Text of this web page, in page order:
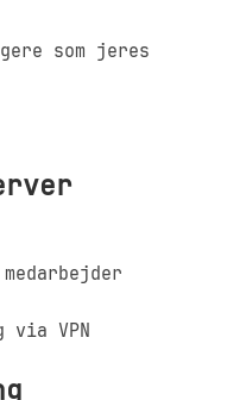
som jeres
via VPN